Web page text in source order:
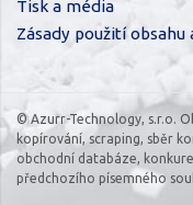
Tisk a média
Zásady použití obsahu
© Azurr-Technology, s.r.o.
kopírování, scraping, sběr
obchodní databáze,
předchozího písemného